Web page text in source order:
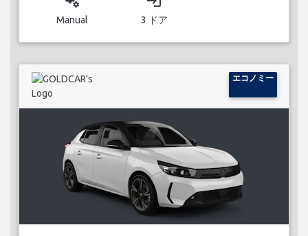
Manual 3 ドア
エコノミー